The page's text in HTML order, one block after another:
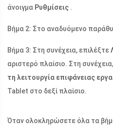
άνοιγμα Ρυθμίσεις .
Βήμα 2: Στο αναδυόμενο
Βήμα 3: Στη συνέχεια, επιλέξτε
αριστερό πλαίσιο. Στη
τη λειτουργία επιφάνειας
Tablet στο δεξί πλαίσιο.
Όταν ολοκληρώσετε όλα τα